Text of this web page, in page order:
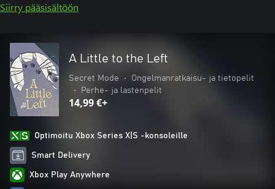
Siirry pääsisältöön
A Little to the Left
Secret Mode •
Ongelmanratkaisu- ja tietopelit
•
Perhe- ja lastenpelit
14,99 €+
Optimoitu Xbox Series X|S -konsoleille
Smart Delivery
Xbox Play Anywhere